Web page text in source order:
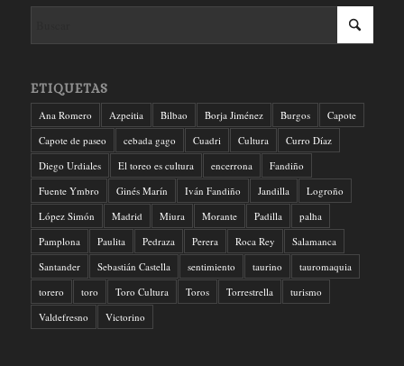
ETIQUETAS
Ana Romero Azpeitia Bilbao Borja Jiménez Burgos
Capote
Capote de paseo
cebada gago Cuadri Cultura
Curro Díaz
Diego Urdiales
El toreo es cultura encerrona
Fandiño
Fuente Ymbro
Ginés Marín Iván Fandiño Jandilla
Logroño
López Simón
Madrid Miura Morante Padilla
palha
Pamplona
Paulita Pedraza Perera Roca Rey
Salamanca
Santander
Sebastián Castella sentimiento taurino
tauromaquia
torero
toro Toro Cultura Toros Torrestrella
turismo
Valdefresno
Victorino